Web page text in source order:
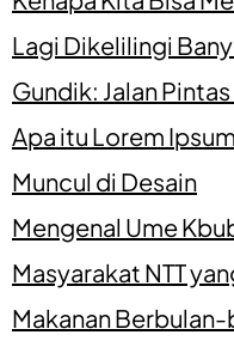
Lagi Dikelilingi
Gundik: Jalan
Apa itu Lorem
Muncul di Desain
Mengenal Ume
Masyarakat NTT
Makanan Berbulan-